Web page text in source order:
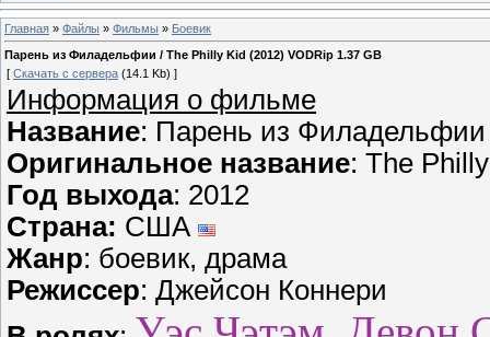
Главная » Файлы » Фильмы » Боевик
Парень из Филадельфии / The Philly Kid (2012) VODRip 1.37 GB
[ Скачать с сервера (14.1 Kb) ]
Информация о фильме
Название: Парень из Филадельфии
Оригинальное название: The
Год выхода: 2012
Страна: США
Жанр: боевик, драма
Режиссер: Джейсон Коннери